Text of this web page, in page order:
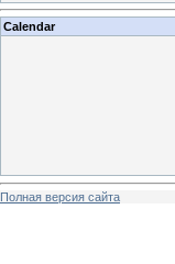
Calendar
Полная версия сайта